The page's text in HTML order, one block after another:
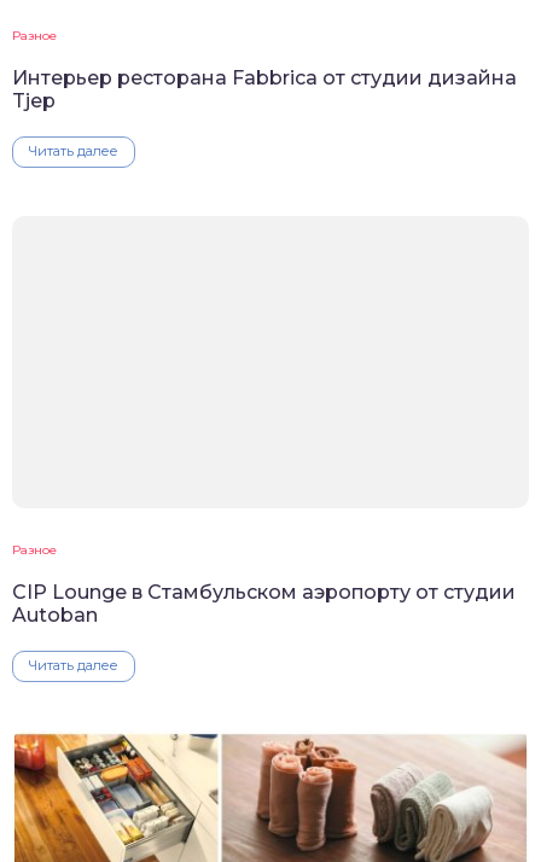
Разное
Интерьер ресторана Fabbrica от студии дизайна
Tjep
Читать далее
Разное
CIP Lounge в Стамбульском аэропорту от студии
Autoban
Читать далее